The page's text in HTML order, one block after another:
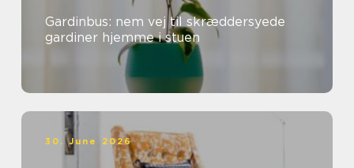
Gardinbus: nem vej til skræddersyede
gardiner hjemme i stuen
30. June 2026